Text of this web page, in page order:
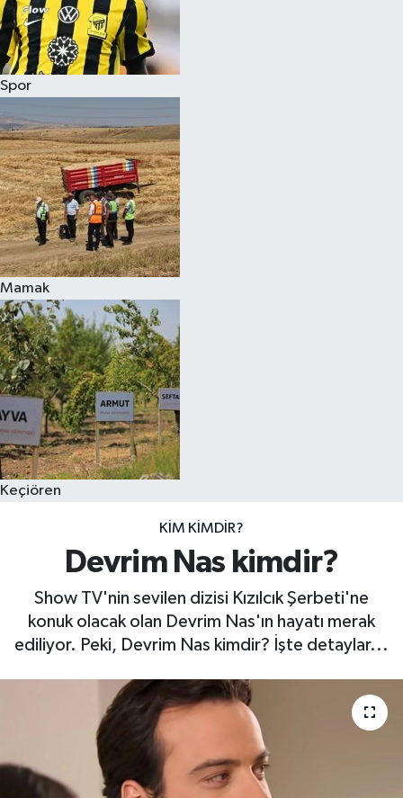
Spor
Mamak
Keçiören
KIM KIMDIR?
Devrim Nas kimdir?
Show TV'nin sevilen dizisi Kızılcık Şerbeti'ne
konuk olacak olan Devrim Nas'ın hayatı merak
ediliyor. Peki, Devrim Nas kimdir?​ İşte detaylar...